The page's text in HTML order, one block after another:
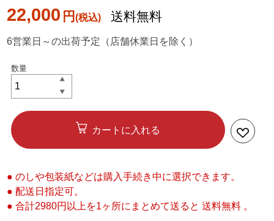
22,000 円 送料無料
6営業日～の出荷予定（店舗休業日を除く）
カートに入れる
● のしや包装紙などは購入手続き中に選択できます。
● 配送日指定可。
● 合計2980円以上を1ヶ所にまとめて送ると 送料無料 。